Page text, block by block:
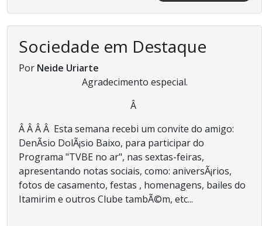
Sociedade em Destaque
Por Neide Uriarte
Agradecimento especial.
Â
Â Â Â Â Esta semana recebi um convite do amigo:
DenÃ­sio DolÃ¡sio Baixo, para participar do
Programa "TVBE no ar", nas sextas-feiras,
apresentando notas sociais, como: aniversÃ¡rios,
fotos de casamento, festas , homenagens, bailes do
Itamirim e outros Clube tambÃ©m, etc...